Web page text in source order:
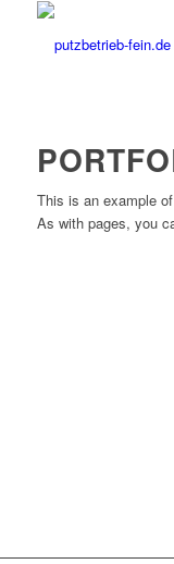
This is an example
As with pages, you